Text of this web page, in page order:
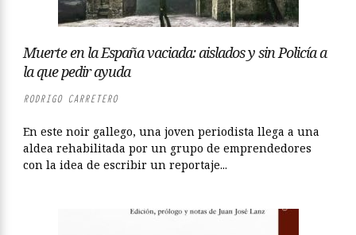
Muerte en la España vaciada: aislados y sin Policía a
la que pedir ayuda
RODRIGO CARRETERO
En este noir gallego, una joven periodista llega a una
aldea rehabilitada por un grupo de emprendedores
con la idea de escribir un reportaje...